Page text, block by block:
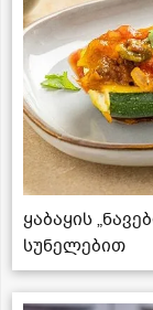
ყაბაყის
სუნელებით